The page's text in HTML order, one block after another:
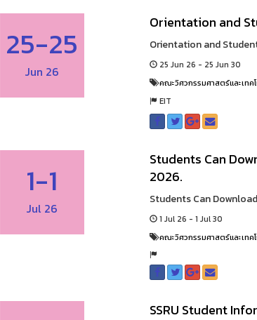
25-25
Jun 26
Orientation and
Orientation and
25 Jun 26 - 25 Jun 30
คณะวิศวกรรมศาสตร์และเทค
EIT
1-1
Jul 26
Students Can
2026.
Students Can
1 Jul 26 - 1 Jul 30
คณะวิศวกรรมศาสตร์และเทค
SSRU Student